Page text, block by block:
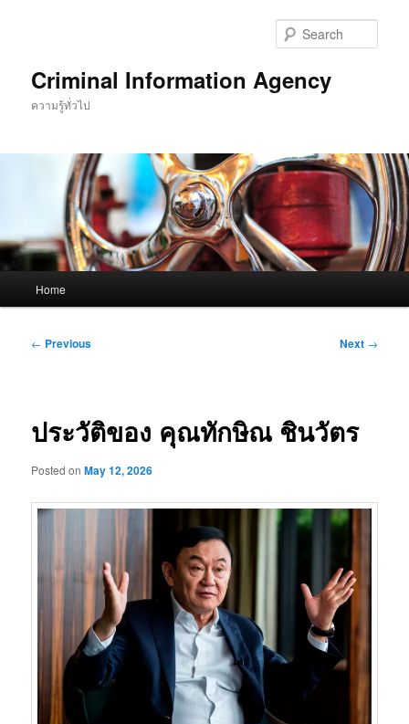
Criminal Information Agency
ความรู้ทั่วไป
Home
Post
← Previous Next →
ประวัติของ คุณทักษิณ ชินวัตร
Posted onMay 12, 2026